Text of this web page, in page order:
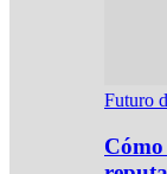
Futuro